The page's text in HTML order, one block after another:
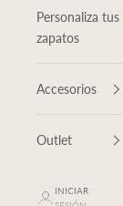
Personaliza tus
zapatos
Accesorios
Outlet
INICIAR